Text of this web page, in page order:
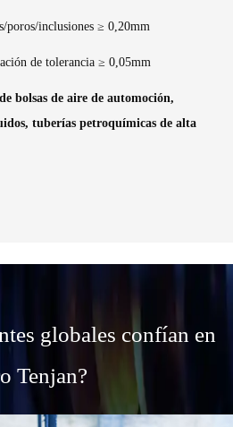
poros/inclusiones ≥ 0,20mm
de tolerancia ≥ 0,05mm
bolsas de aire de automoción,
tuberías petroquímicas de alta
globales confían en
Tenjan?